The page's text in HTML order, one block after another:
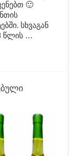
🙂
სხვაგან
წლის …